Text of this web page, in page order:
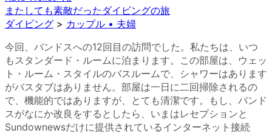
またしても素敵だったダイビングの旅
ダイビング > カップル • 夫婦
今回、バンドスへの12回目の訪問でした。私たちは、いつ
もスタンダード・ルームに泊まります。この部屋は、ウェッ
ト・ルーム・スタイルのバスルームで、シャワーはあります
がバスタブはありません。部屋は一日に二回掃除されるの
で、機能的ではありますが、とても清潔です。もし、バンド
スがなにか改良をするとしたら、いまはレセプションと
Sundownewsだけに提供されているインターネット接続